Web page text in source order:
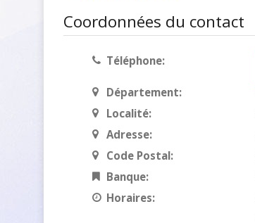
Coordonnées du contact
Téléphone:
Département:
Localité:
Adresse:
Code Postal:
Banque:
Horaires: